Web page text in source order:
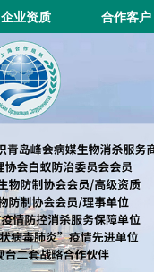
企业资质 合作客户